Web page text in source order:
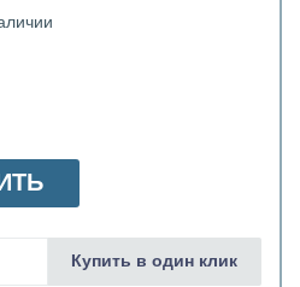
Купить в один клик